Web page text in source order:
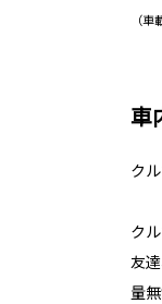
（
車
ク
ク
友
量